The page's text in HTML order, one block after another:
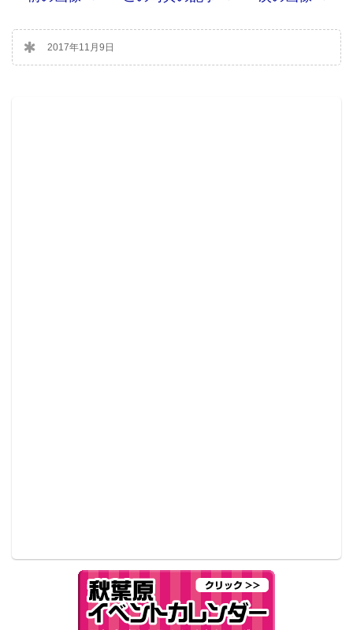
2017年11月9日